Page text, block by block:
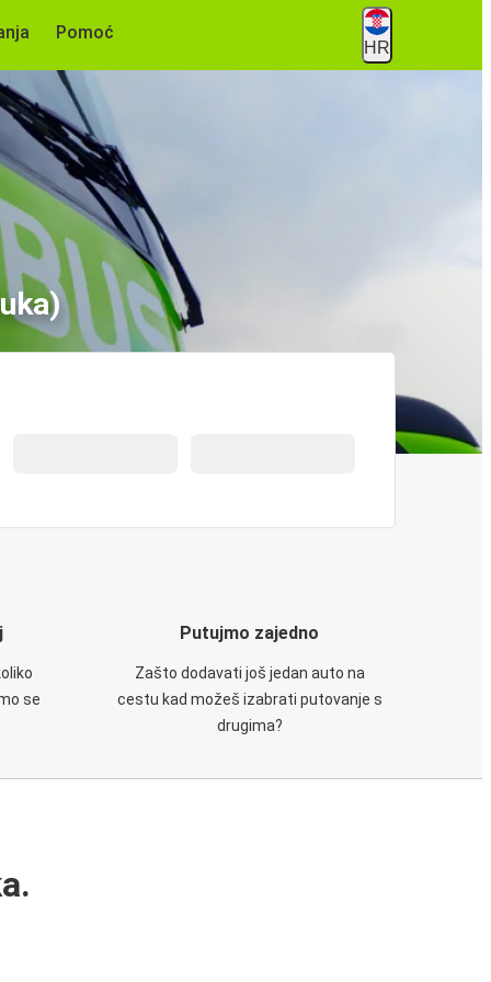
Pomoć
HR
se
Putujmo zajedno
Zašto dodavati još jedan auto na
cestu kad možeš izabrati putovanje s
drugima?